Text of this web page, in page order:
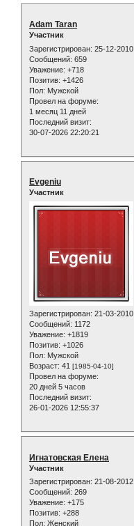
Adam Taran
Участник
Зарегистрирован: 25-12-2010
Сообщений: 659
Уважение: +718
Позитив: +1426
Пол: Мужской
Провел на форуме:
1 месяц 11 дней
Последний визит:
30-07-2026 22:20:21
Evgeniu
Участник
Зарегистрирован: 21-03-2010
Сообщений: 1172
Уважение: +1819
Позитив: +1026
Пол: Мужской
Возраст: 41 [1985-04-10]
Провел на форуме:
20 дней 5 часов
Последний визит:
26-01-2026 12:55:37
Игнатовская Елена
Участник
Зарегистрирован: 21-08-2012
Сообщений: 269
Уважение: +175
Позитив: +288
Пол: Женский